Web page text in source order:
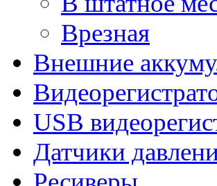
Врезная
Внешние
USB
Датчики